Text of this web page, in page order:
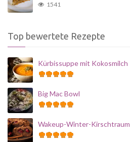
1541
Top bewertete Rezepte
Kürbissuppe mit Kokosmilch
Big Mac Bowl
Wakeup-Winter-Kirschtraum